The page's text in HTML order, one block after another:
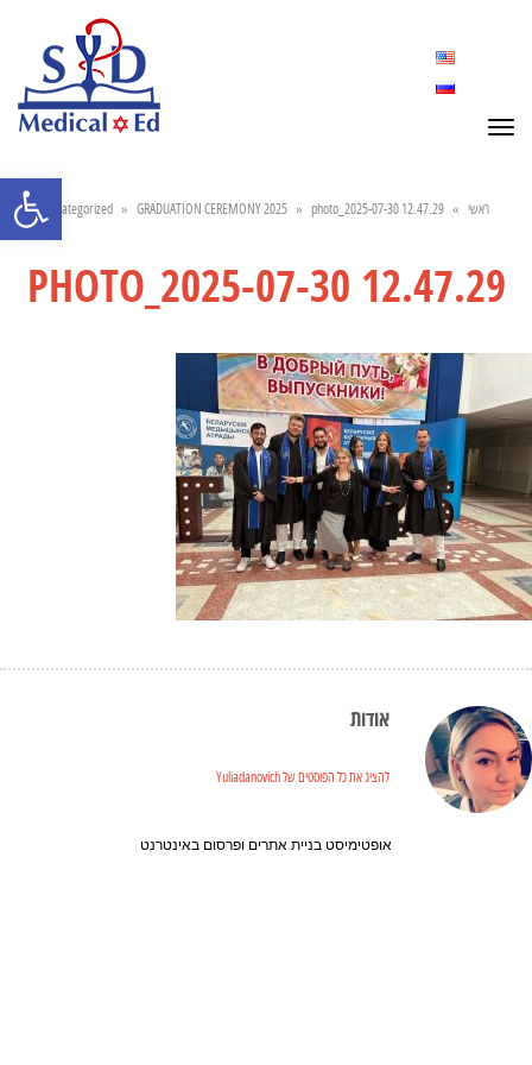
תפריט
ראשי »
Uncategorized » GRADUATION CEREMONY 2025 » photo_2025-07-30 12.47.29
PHOTO_2025-07-30 12.47.29
אודות
להציג את כל הפוסטים של Yuliadanovich
אופטימיסט בניית אתרים ופרסום באינטרנט
פתח